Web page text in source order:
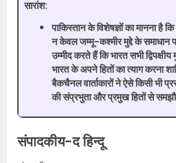
सारांश:
पाकिस्तान के विशेषज्ञों का मानना है
न केवल जम्मू-कश्मीर मुद्दे के समाधान
उम्मीद करते हैं कि भारत सभी
भारत के अपने हितों का त्याग करना
बैकचैनल वार्ताकारों ने ऐसे किसी भी
की संप्रभुता और प्रमुख हितों से
संपादकीय-द हिन्दू